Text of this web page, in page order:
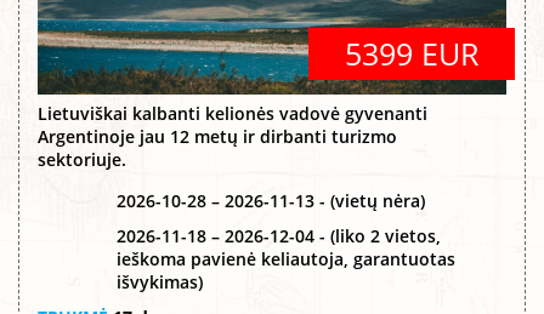
5399 EUR
Lietuviškai kalbanti kelionės vadovė gyvenanti
Argentinoje jau 12 metų ir dirbanti turizmo
sektoriuje.
2026-10-28 – 2026-11-13 - (vietų nėra)
2026-11-18 – 2026-12-04 - (liko 2 vietos,
ieškoma pavienė keliautoja, garantuotas
išvykimas)